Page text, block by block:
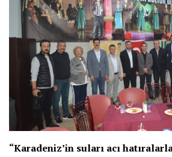
“Karadeniz’in suları acı